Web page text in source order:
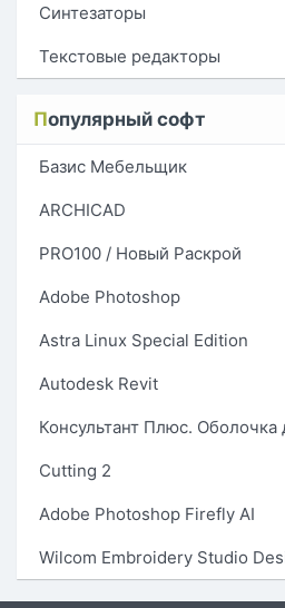
Синтезаторы
Текстовые редакторы
Популярный софт
Базис Мебельщик
ARCHICAD
PRO100 / Новый Раскрой
Adobe Photoshop
Astra Linux Special Edition
Autodesk Revit
Консультант Плюс. Оболочка
Cutting 2
Adobe Photoshop Firefly AI
Wilcom Embroidery Studio